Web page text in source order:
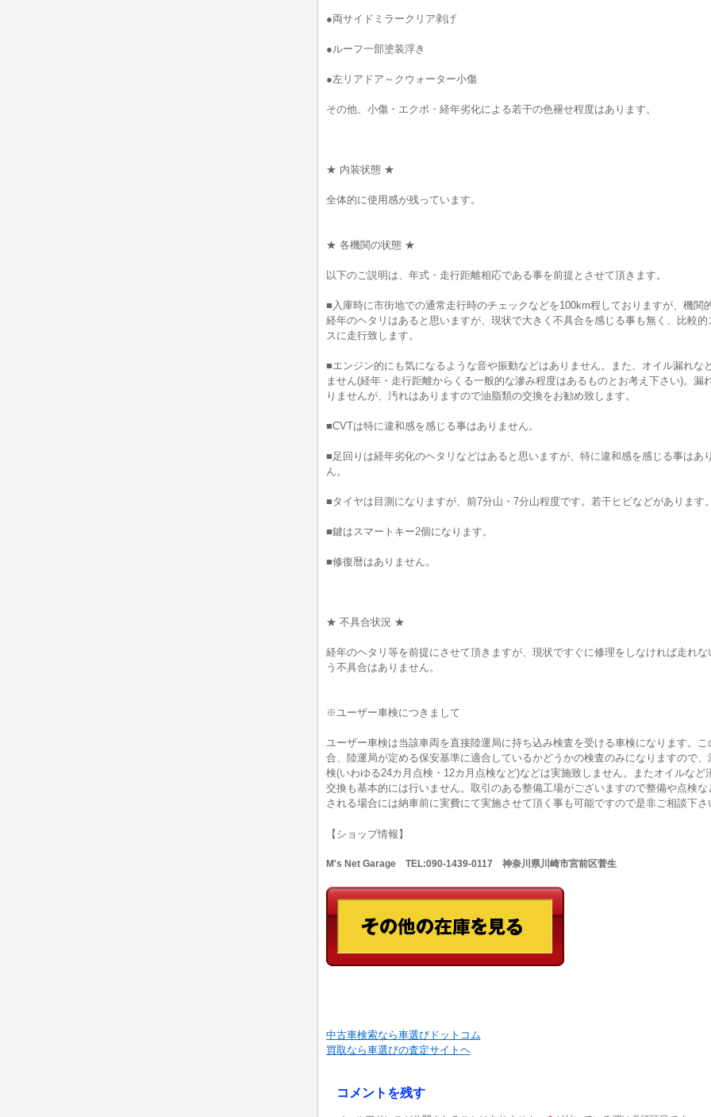
●両サイドミラークリア剥げ
●ルーフ一部塗装浮き
●左リアドア～クウォーター小傷
その他、小傷・エクボ・経年劣化による若干の色褪せ程度はあります。
★ 内装状態 ★
全体的に使用感が残っています。
★ 各機関の状態 ★
以下のご説明は、年式・走行距離相応である事を前提とさせて頂きます。
■入庫時に市街地での通常走行時のチェックなどを100km程しておりますが、機関的
経年のヘタリはあると思いますが、現状で大きく不具合を感じる事も無く、比較的
スに走行致します。
■エンジン的にも気になるような音や振動などはありません。また、オイル漏れな
ません(経年・走行距離からくる一般的な滲み程度はあるものとお考え下さい)。漏
りませんが、汚れはありますので油脂類の交換をお勧め致します。
■CVTは特に違和感を感じる事はありません。
■足回りは経年劣化のヘタリなどはあると思いますが、特に違和感を感じる事はあ
ん。
■タイヤは目測になりますが、前7分山・7分山程度です。若干ヒビなどがあります。
■鍵はスマートキー2個になります。
■修復暦はありません。
★ 不具合状況 ★
経年のヘタリ等を前提にさせて頂きますが、現状ですぐに修理をしなければ走れな
う不具合はありません。
※ユーザー車検につきまして
ユーザー車検は当該車両を直接陸運局に持ち込み検査を受ける車検になります。こ
合、陸運局が定める保安基準に適合しているかどうかの検査のみになりますので、
検(いわゆる24カ月点検・12カ月点検など)などは実施致しません。またオイルなど
交換も基本的には行いません。取引のある整備工場がございますので整備や点検な
される場合には納車前に実費にて実施させて頂く事も可能ですので是非ご相談下さ
【ショップ情報】
M's Net Garage TEL:090-1439-0117 神奈川県川崎市宮前区菅生
中古車検索なら車選びドットコム
買取なら車選びの査定サイトヘ
コメントを残す